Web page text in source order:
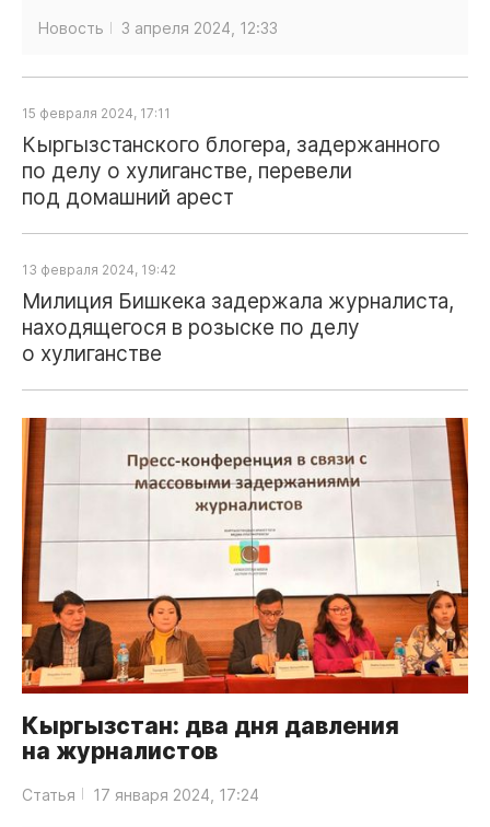
Новость 3 апреля 2024, 12:33
15 февраля 2024, 17:11
Кыргызстанского блогера, задержанного
по делу о хулиганстве, перевели
под домашний арест
13 февраля 2024, 19:42
Милиция Бишкека задержала журналиста,
находящегося в розыске по делу
о хулиганстве
Кыргызстан: два дня давления
на журналистов
Статья 17 января 2024, 17:24